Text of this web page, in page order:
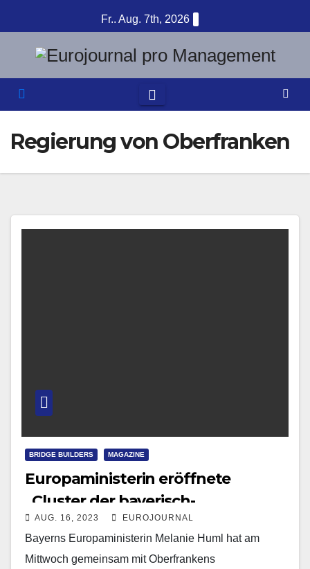
Inhalt
springen
Fr.. Aug. 7th, 2026
Regierung von Oberfranken
BRIDGE BUILDERS MAGAZINE
Europaministerin eröffnete
„Cluster der bayerisch-
tschechischen Zusammenarbeit“
AUG. 16, 2023 EUROJOURNAL
Bayerns Europaministerin Melanie Huml hat am
Mittwoch gemeinsam mit Oberfrankens